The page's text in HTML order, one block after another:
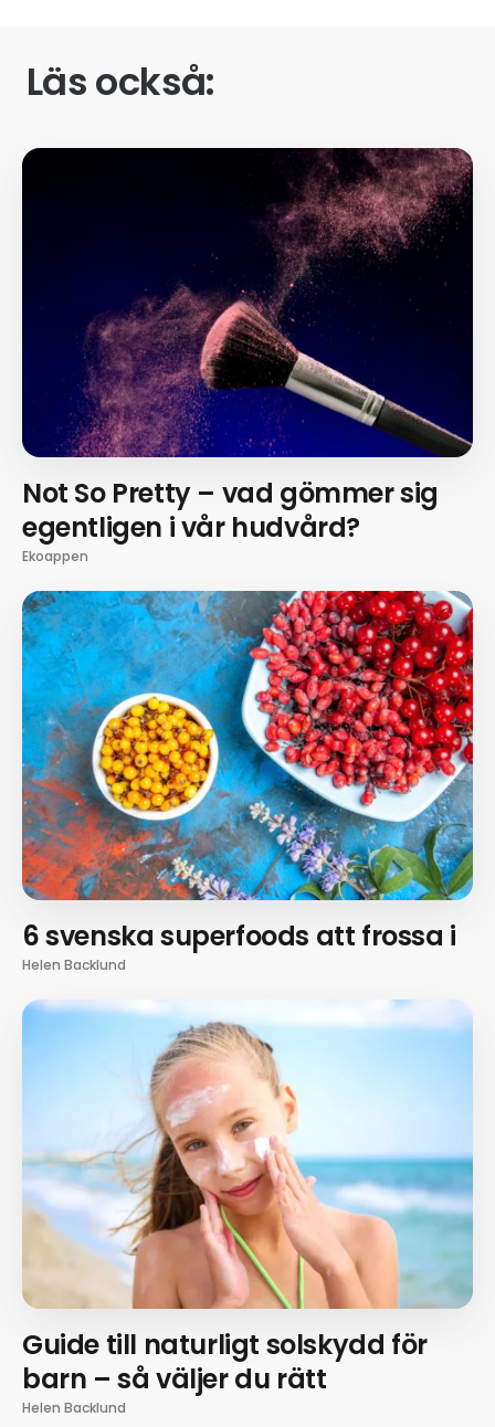
Läs också:
Not So Pretty – vad gömmer sig
egentligen i vår hudvård?
Ekoappen
6 svenska superfoods att frossa i
Helen Backlund
Guide till naturligt solskydd för
barn – så väljer du rätt
Helen Backlund